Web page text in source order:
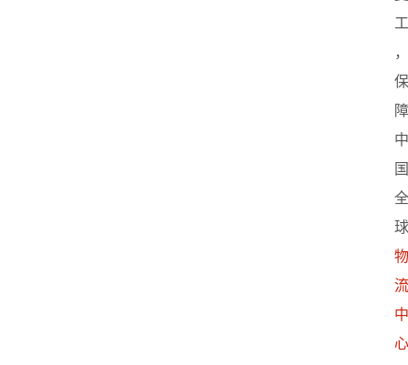
工
，
保
障
中
国
全
球
物
流
中
心